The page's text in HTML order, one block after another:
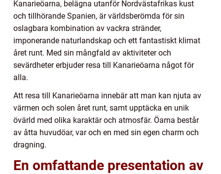
Kanarieöarna, belägna utanför Nordvästafrikas kust
och tillhörande Spanien, är världsberömda för sin
oslagbara kombination av vackra stränder,
imponerande naturlandskap och ett fantastiskt klimat
året runt. Med sin mångfald av aktiviteter och
sevärdheter erbjuder resa till Kanarieöarna något för
alla.
Att resa till Kanarieöarna innebär att man kan njuta av
värmen och solen året runt, samt upptäcka en unik
övärld med olika karaktär och atmosfär. Öarna består
av åtta huvudöar, var och en med sin egen charm och
dragning.
En omfattande presentation av